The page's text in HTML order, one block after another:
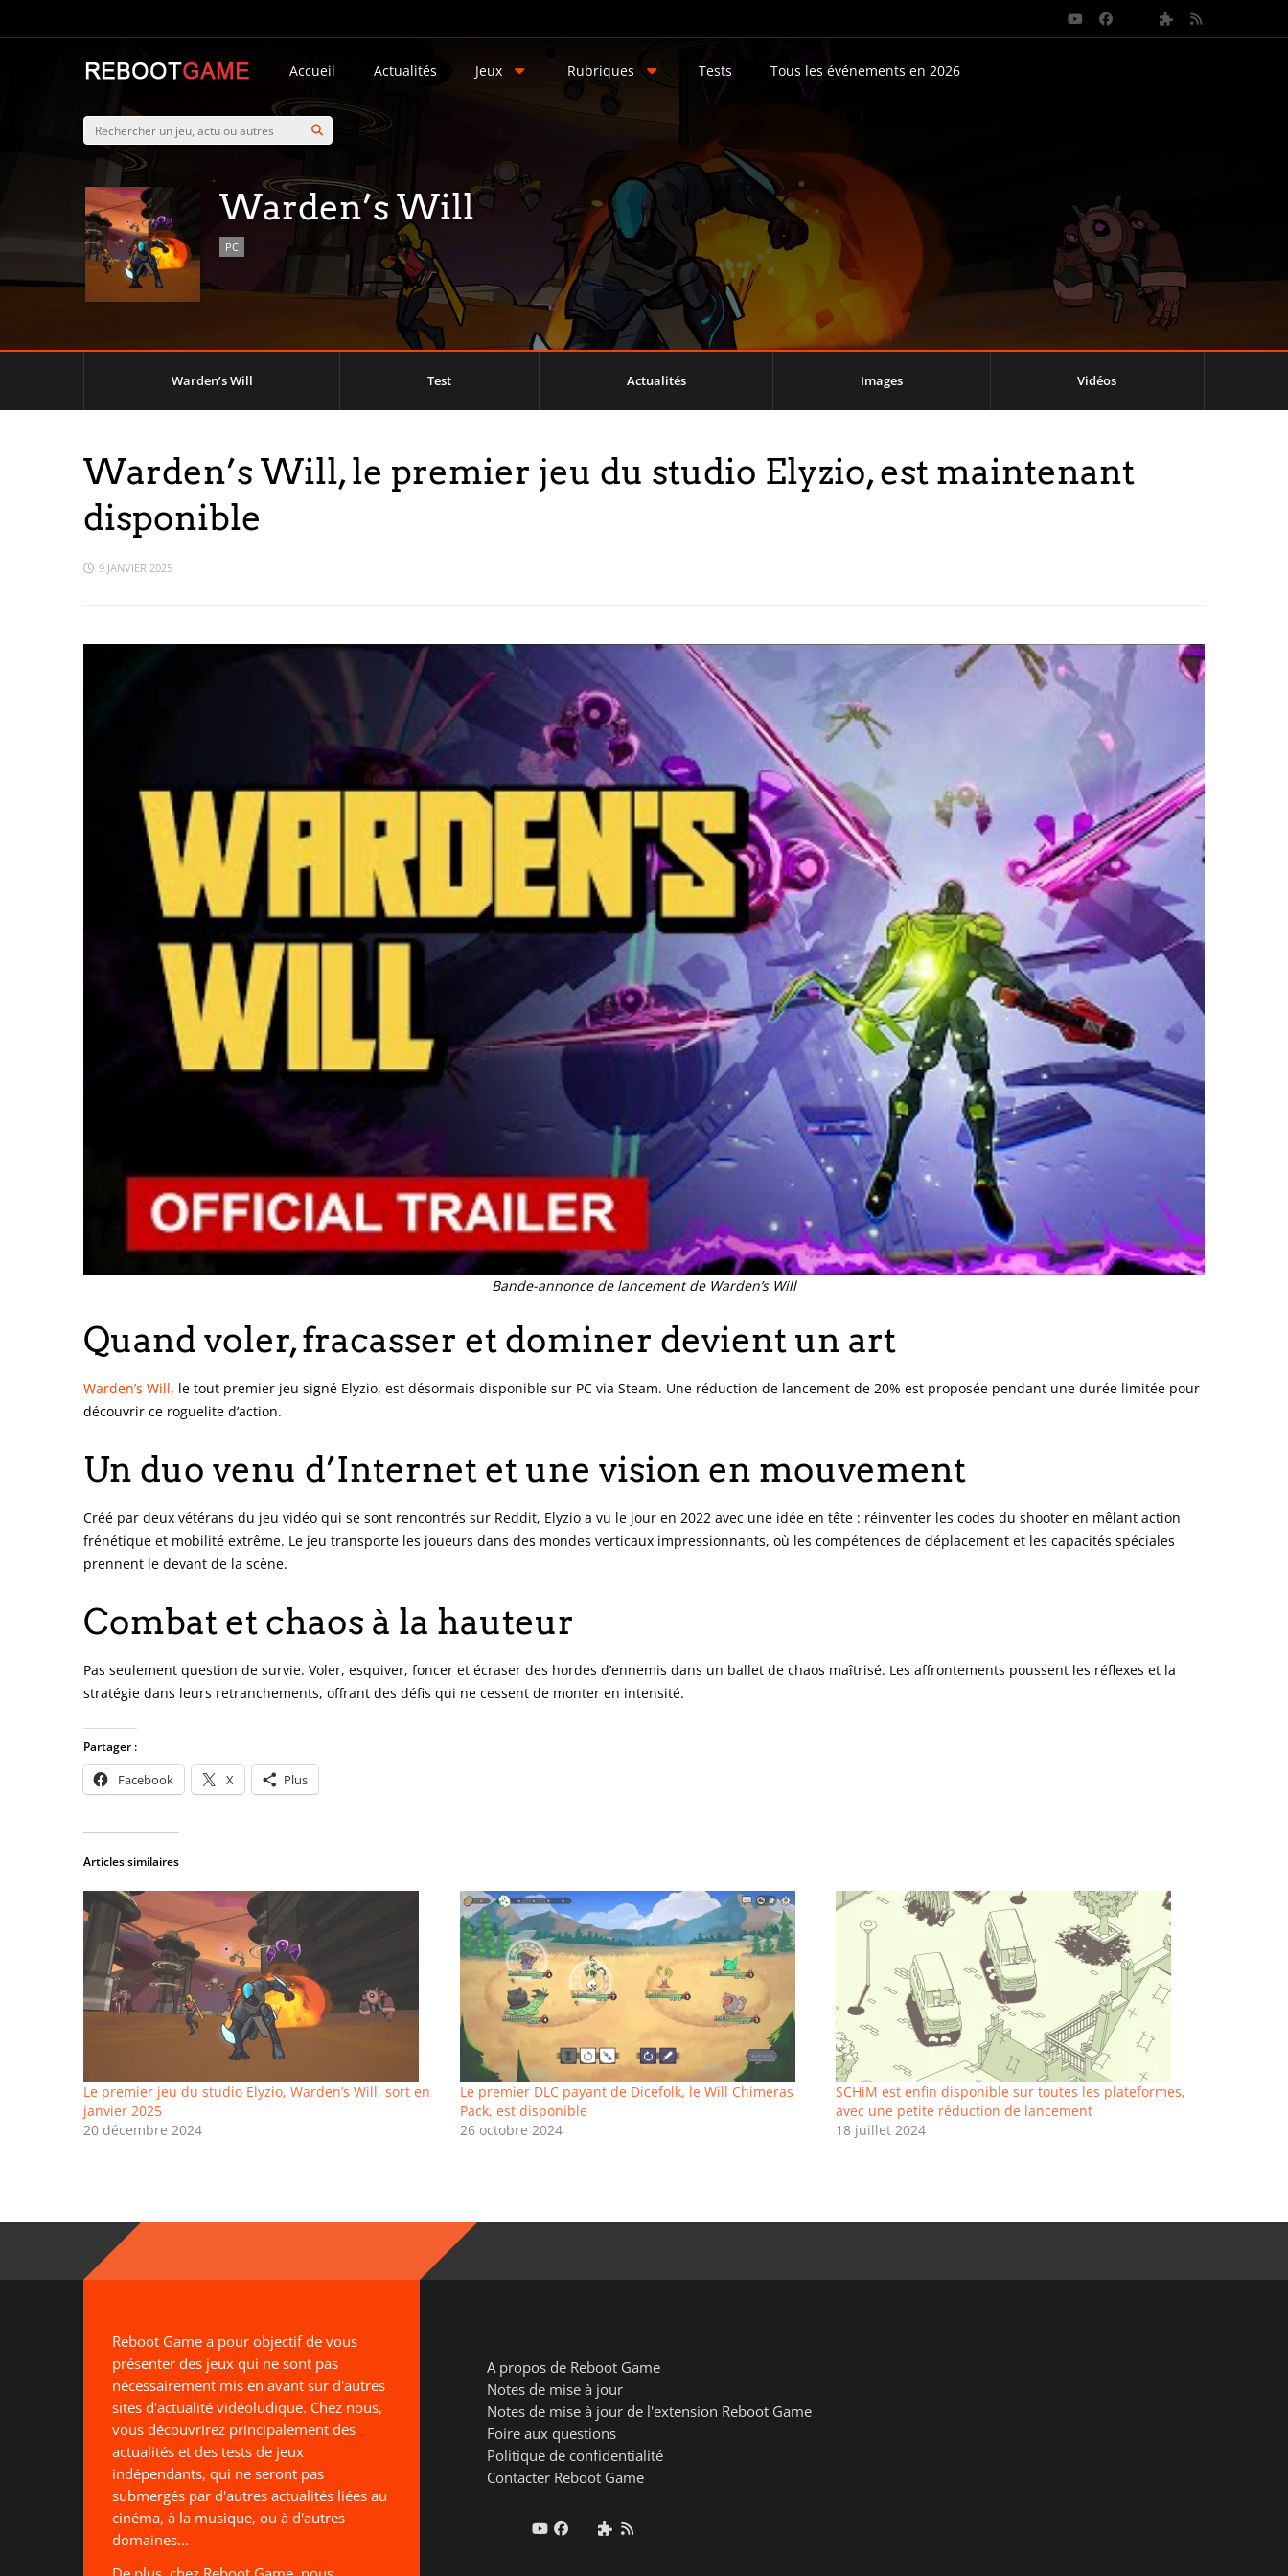
Accueil Actualités Jeux Rubriques Tests Tous les événements en 2026
Warden’s Will
PC
Warden’s Will Test Actualités Images Vidéos
Warden’s Will, le premier jeu du studio Elyzio, est maintenant
disponible
9 JANVIER 2025
Bande-annonce de lancement de Warden’s Will
Quand voler, fracasser et dominer devient un art
Warden’s Will, le tout premier jeu signé Elyzio, est désormais disponible sur PC via Steam. Une réduction de lancement de 20% est proposée pendant une durée limitée pour
découvrir ce roguelite d’action.
Un duo venu d’Internet et une vision en mouvement
Créé par deux vétérans du jeu vidéo qui se sont rencontrés sur Reddit, Elyzio a vu le jour en 2022 avec une idée en tête : réinventer les codes du shooter en mêlant action
frénétique et mobilité extrême. Le jeu transporte les joueurs dans des mondes verticaux impressionnants, où les compétences de déplacement et les capacités spéciales
prennent le devant de la scène.
Combat et chaos à la hauteur
Pas seulement question de survie. Voler, esquiver, foncer et écraser des hordes d’ennemis dans un ballet de chaos maîtrisé. Les affrontements poussent les réflexes et la
stratégie dans leurs retranchements, offrant des défis qui ne cessent de monter en intensité.
Partager :
Facebook X Plus
Articles similaires
Le premier jeu du studio Elyzio, Warden’s Will, sort en
janvier 2025
20 décembre 2024
Le premier DLC payant de Dicefolk, le Will Chimeras
Pack, est disponible
26 octobre 2024
SCHiM est enfin disponible sur toutes les plateformes,
avec une petite réduction de lancement
18 juillet 2024
Reboot Game a pour objectif de vous
présenter des jeux qui ne sont pas
nécessairement mis en avant sur d'autres
sites d'actualité vidéoludique. Chez nous,
vous découvrirez principalement des
actualités et des tests de jeux
indépendants, qui ne seront pas
submergés par d'autres actualités liées au
cinéma, à la musique, ou à d'autres
domaines...
A propos de Reboot Game
Notes de mise à jour
Notes de mise à jour de l'extension Reboot Game
Foire aux questions
Politique de confidentialité
Contacter Reboot Game